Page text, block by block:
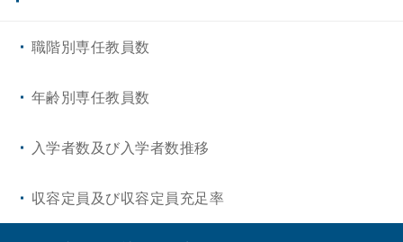
職階別専任教員数
年齢別専任教員数
入学者数及び入学者数推移
収容定員及び収容定員充足率